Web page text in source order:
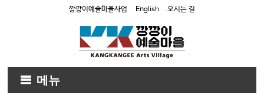
깡깡이예술마을사업 English 오시는 길
메뉴